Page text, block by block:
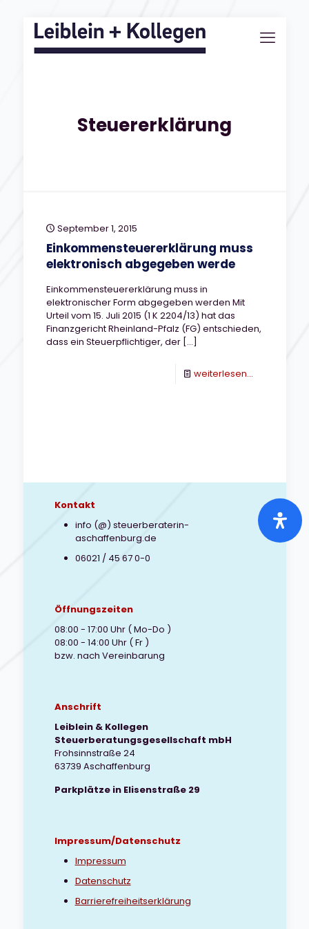
Steuererklärung
September 1, 2015
Einkommensteuererklärung muss
elektronisch abgegeben werde
Einkommensteuererklärung muss in
elektronischer Form abgegeben werden Mit
Urteil vom 15. Juli 2015 (1 K 2204/13) hat das
Finanzgericht Rheinland-Pfalz (FG) entschieden,
dass ein Steuerpflichtiger, der[…]
weiterlesen...-
Kontakt
info (@) steuerberaterin-
aschaffenburg.de
06021 / 45 67 0-0
Öffnungszeiten
08:00 - 17:00 Uhr ( Mo-Do )
08:00 - 14:00 Uhr ( Fr )
bzw. nach Vereinbarung
Anschrift
Leiblein & Kollegen
Steuerberatungsgesellschaft mbH
Frohsinnstraße 24
63739 Aschaffenburg
Parkplätze in Elisenstraße 29
Impressum/Datenschutz
Impressum
Datenschutz
Barrierefreiheitserklärung